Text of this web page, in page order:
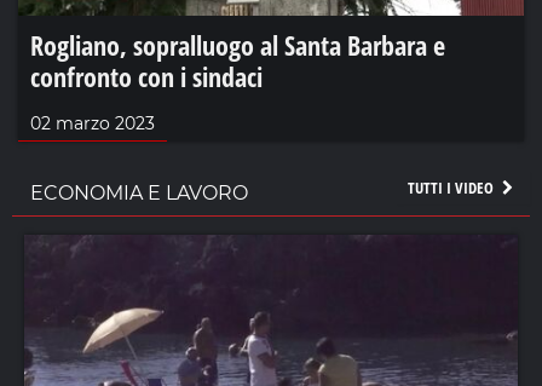
Rogliano, sopralluogo al Santa Barbara e
confronto con i sindaci
02 marzo 2023
TUTTI I VIDEO
ECONOMIA E LAVORO